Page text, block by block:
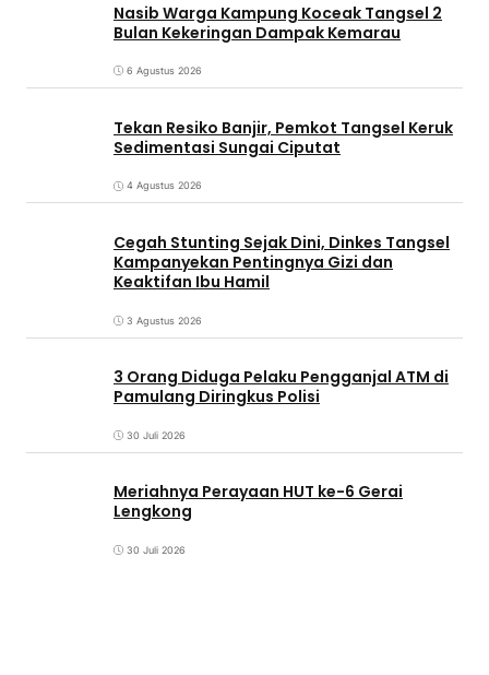
Nasib Warga Kampung Koceak Tangsel 2
Bulan Kekeringan Dampak Kemarau
6 Agustus 2026
Tekan Resiko Banjir, Pemkot Tangsel Keruk
Sedimentasi Sungai Ciputat
4 Agustus 2026
Cegah Stunting Sejak Dini, Dinkes Tangsel
Kampanyekan Pentingnya Gizi dan
Keaktifan Ibu Hamil
3 Agustus 2026
3 Orang Diduga Pelaku Pengganjal ATM di
Pamulang Diringkus Polisi
30 Juli 2026
Meriahnya Perayaan HUT ke-6 Gerai
Lengkong
30 Juli 2026